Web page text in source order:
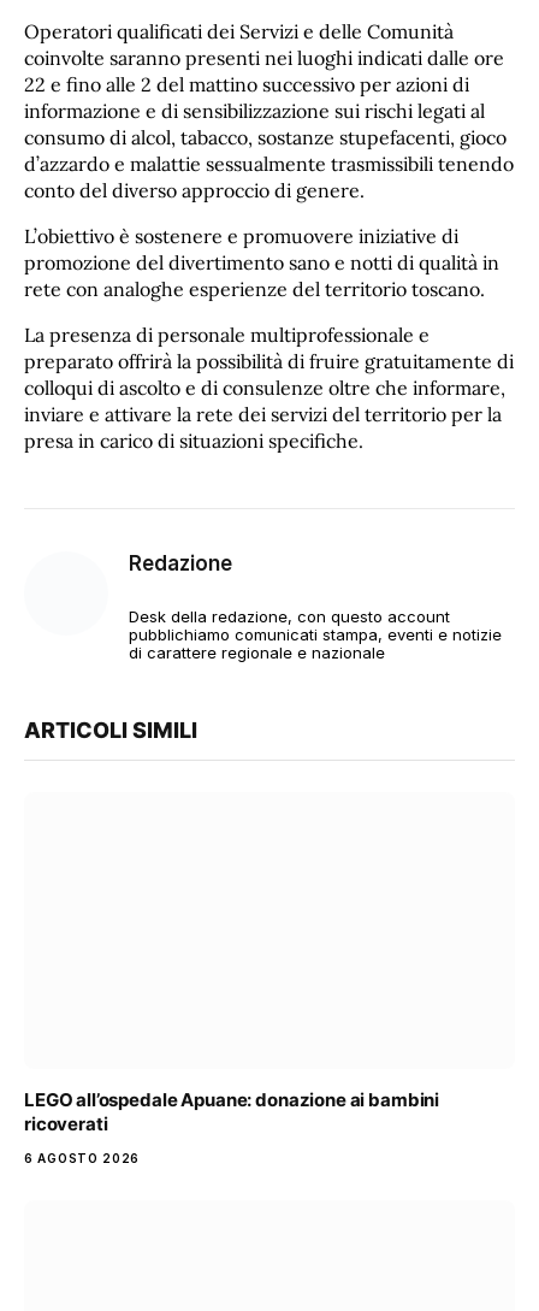
Operatori qualificati dei Servizi e delle Comunità
coinvolte saranno presenti nei luoghi indicati dalle ore
22 e fino alle 2 del mattino successivo per azioni di
informazione e di sensibilizzazione sui rischi legati al
consumo di alcol, tabacco, sostanze stupefacenti, gioco
d’azzardo e malattie sessualmente trasmissibili tenendo
conto del diverso approccio di genere.
L’obiettivo è sostenere e promuovere iniziative di
promozione del divertimento sano e notti di qualità in
rete con analoghe esperienze del territorio toscano.
La presenza di personale multiprofessionale e
preparato offrirà la possibilità di fruire gratuitamente di
colloqui di ascolto e di consulenze oltre che informare,
inviare e attivare la rete dei servizi del territorio per la
presa in carico di situazioni specifiche.
Redazione
Desk della redazione, con questo account
pubblichiamo comunicati stampa, eventi e notizie
di carattere regionale e nazionale
ARTICOLI SIMILI
LEGO all’ospedale Apuane: donazione ai bambini
ricoverati
6 AGOSTO 2026